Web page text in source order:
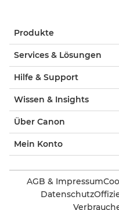
Produkte
Services & Lösungen
Hilfe & Support
Wissen & Insights
Über Canon
Mein Konto
AGB & Impressum
Datenschutz